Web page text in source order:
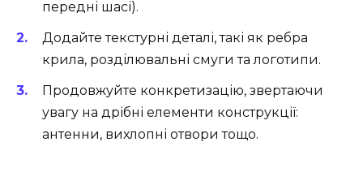
передні шасі).
Додайте текстурні деталі, такі як ребра
крила, розділювальні смуги та логотипи.
Продовжуйте конкретизацію, звертаючи
увагу на дрібні елементи конструкції:
антенни, вихлопні отвори тощо.